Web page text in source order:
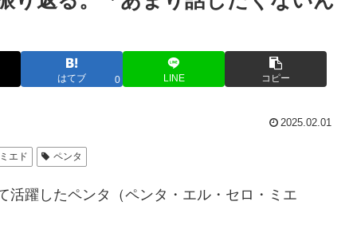
はてブ 0 LINE コピー
2025.02.01
エド ペンタ
活躍したペンタ（ペンタ・エル・セロ・ミエ